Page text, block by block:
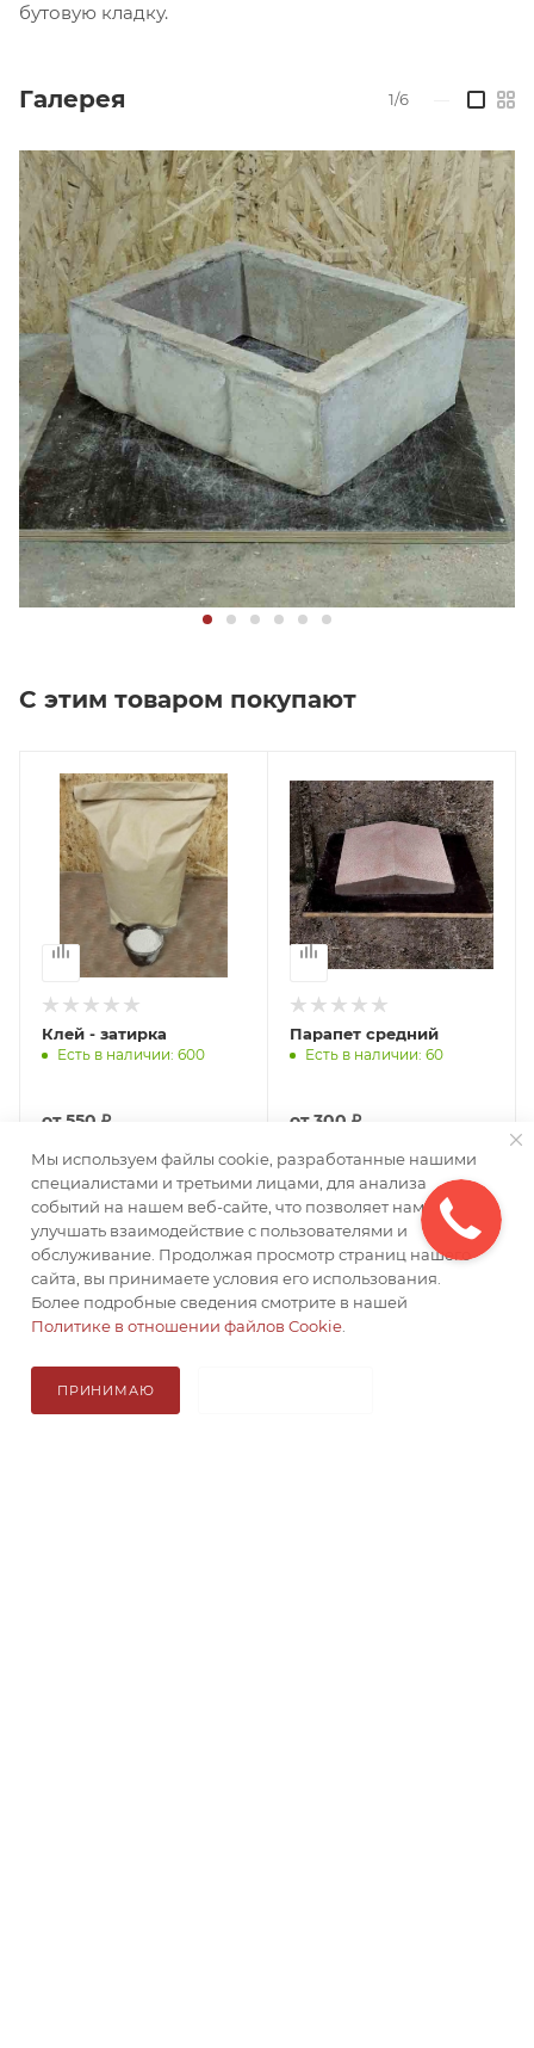
Итого: 0 ₽
бутовую кладку.
Галерея 1/6
С этим товаром покупают
Клей - затирка
Есть в наличии: 600
от 550 ₽
ПОДРОБНЕЕ
Парапет средний
Есть в наличии: 60
от300 ₽
ПОДРОБНЕЕ
Мы используем файлы cookie, разработанные нашими
специалистами и третьими лицами, для анализа
событий на нашем веб-сайте, что позволяет нам
улучшать взаимодействие с пользователями и
обслуживание. Продолжая просмотр страниц нашего
сайта, вы принимаете условия его использования.
Более подробные сведения смотрите в нашей
Политике в отношении файлов Cookie
ПРИНИМАЮ